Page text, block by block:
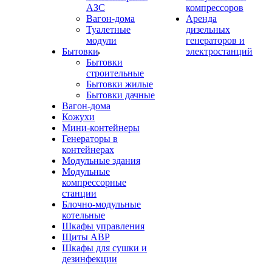
АЗС
Вагон-дома
Туалетные
модули
Бытовки
Бытовки
строительные
Бытовки жилые
Бытовки дачные
Вагон-дома
Кожухи
Мини-контейнеры
Генераторы в
контейнерах
Модульные здания
Модульные
компрессорные
станции
Блочно-модульные
котельные
Шкафы управления
Щиты АВР
Шкафы для сушки и
дезинфекции
компрессоров
Аренда
дизельных
генераторов и
электростанций